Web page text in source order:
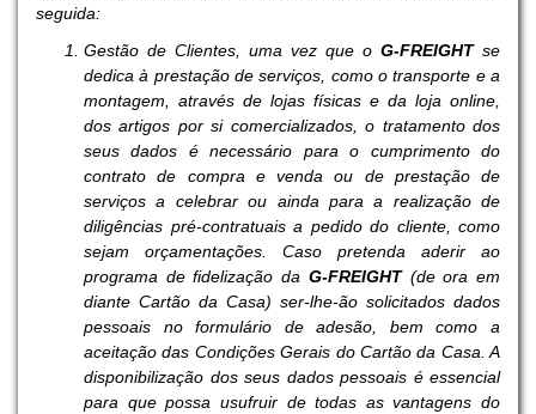
seguida:
Gestão de Clientes, uma vez que o G-FREIGHT se
dedica à prestação de serviços, como o transporte e a
montagem, através de lojas físicas e da loja online,
dos artigos por si comercializados, o tratamento dos
seus dados é necessário para o cumprimento do
contrato de compra e venda ou de prestação de
serviços a celebrar ou ainda para a realização de
diligências pré-contratuais a pedido do cliente, como
sejam orçamentações. Caso pretenda aderir ao
programa de fidelização da G-FREIGHT (de ora em
diante Cartão da Casa) ser-lhe-ão solicitados dados
pessoais no formulário de adesão, bem como a
aceitação das Condições Gerais do Cartão da Casa. A
disponibilização dos seus dados pessoais é essencial
para que possa usufruir de todas as vantagens do